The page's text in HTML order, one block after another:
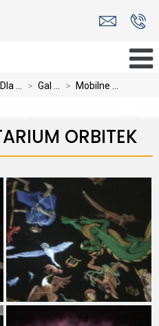
Dla ... > Gal ... > Mobilne ...
ORBITEK